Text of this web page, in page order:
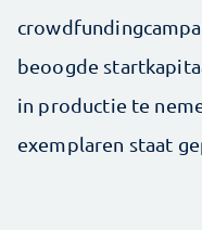
beoogde
in productie te
exemplaren staat